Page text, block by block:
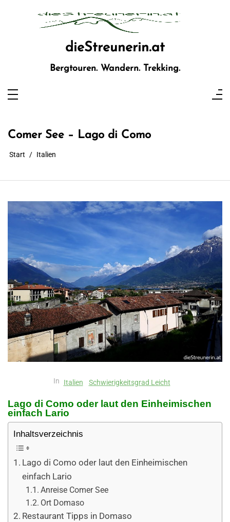
dieStreunerin.at
Bergtouren. Wandern. Trekking.
Comer See – Lago di Como
Start Italien
In Italien Schwierigkeitsgrad Leicht
Lago di Como oder laut den Einheimischen
einfach Lario
Inhaltsverzeichnis
Lago di Como oder laut den Einheimischen
einfach Lario
Anreise Comer See
Ort Domaso
Restaurant Tipps in Domaso